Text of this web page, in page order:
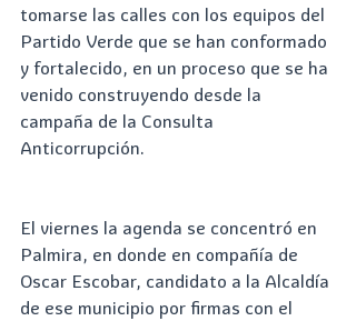
tomarse las calles con los equipos del
Partido Verde que se han conformado
y fortalecido, en un proceso que se ha
venido construyendo desde la
campaña de la Consulta
Anticorrupción.
El viernes la agenda se concentró en
Palmira, en donde en compañía de
Oscar Escobar, candidato a la Alcaldía
de ese municipio por firmas con el